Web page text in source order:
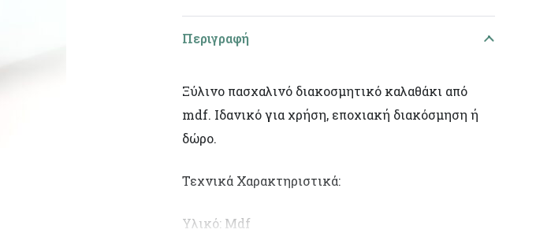
Περιγραφή
Ξύλινο πασχαλινό διακοσμητικό καλαθάκι από
mdf. Ιδανικό για χρήση, εποχιακή διακόσμηση ή
δώρο.
Τεχνικά Χαρακτηριστικά:
Υλικό: Mdf